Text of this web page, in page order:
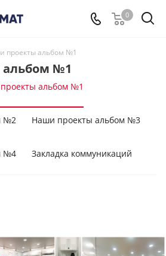
0
проекты альбом №1
№1
альбом №1
№2 Наши проекты альбом №3
№4 Закладка коммуникаций